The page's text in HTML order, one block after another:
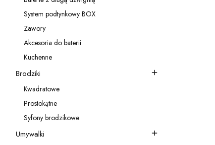
Kategoria - Baterie z długą dźwignią
Kategoria - System podtynkowy BOX
System podtynkowy BOX
Kategoria - Zawory
Zawory
Kategoria - Akcesoria do baterii
Akcesoria do baterii
Kategoria - Kuchenne
Kuchenne
Kategoria - Brodziki
Brodziki
Kategoria - Kwadratowe
Kwadratowe
Kategoria - Prostokątne
Prostokątne
Kategoria - Syfony brodzikowe
Syfony brodzikowe
Kategoria - Umywalki
Umywalki